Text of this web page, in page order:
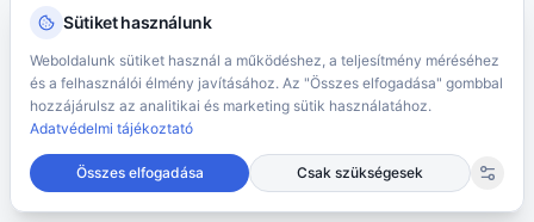
Sütiket használunk
Weboldalunk sütiket használ a működéshez, a teljesítmény méréséhez
és a felhasználói élmény javításához. Az "Összes elfogadása" gombbal
hozzájárulsz az analitikai és marketing sütik használatához.
Adatvédelmi tájékoztató
Összes elfogadása Csak szükségesek